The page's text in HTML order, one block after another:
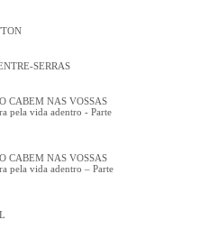
SERRAS
CABEM NAS VOSSAS
pela vida adentro - Parte
CABEM NAS VOSSAS
pela vida adentro – Parte